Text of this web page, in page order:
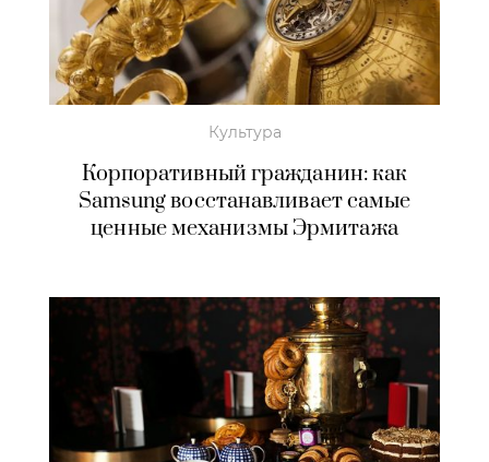
Культура
Корпоративный гражданин: как
Samsung восстанавливает самые
ценные механизмы Эрмитажа